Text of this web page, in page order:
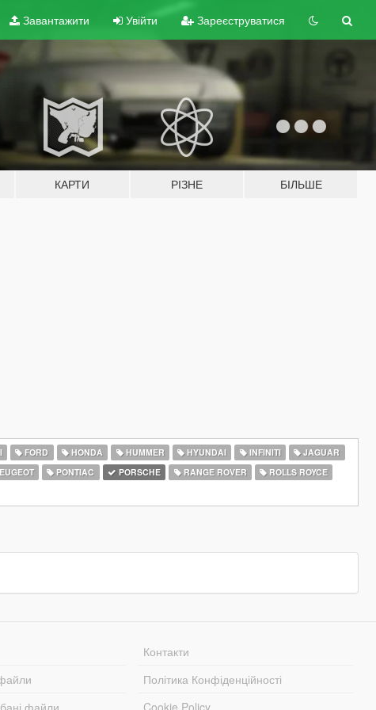
Завантажити Увійти Зареєструватися
КАРТИ РІЗНЕ БІЛЬШЕ
FORD HONDA HUMMER HYUNDAI INFINITI
JAGUAR
PONTIAC PORSCHE RANGE ROVER
ROLLS ROYCE
файли
Контакти
Політика Конфіденційності
Cookie Policy